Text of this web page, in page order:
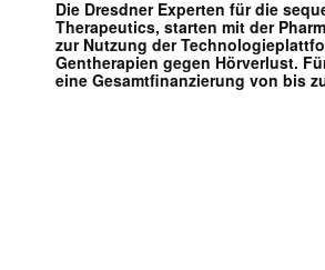
Die Dresdner Experten für die
Therapeutics, starten mit der
zur Nutzung der
Gentherapien gegen Hörverlust.
eine Gesamtfinanzierung von bis